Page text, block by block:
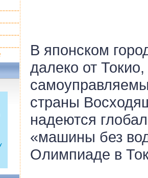
В японском
далеко от
страны
надеются
«машины без
Олимпиаде в